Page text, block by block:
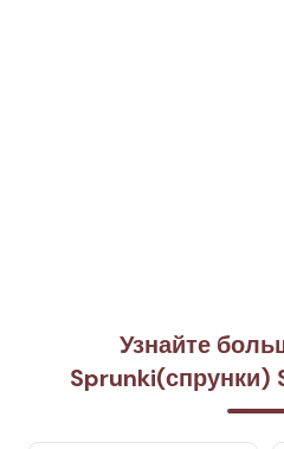
Узнайте
Sprunki(спрунки)